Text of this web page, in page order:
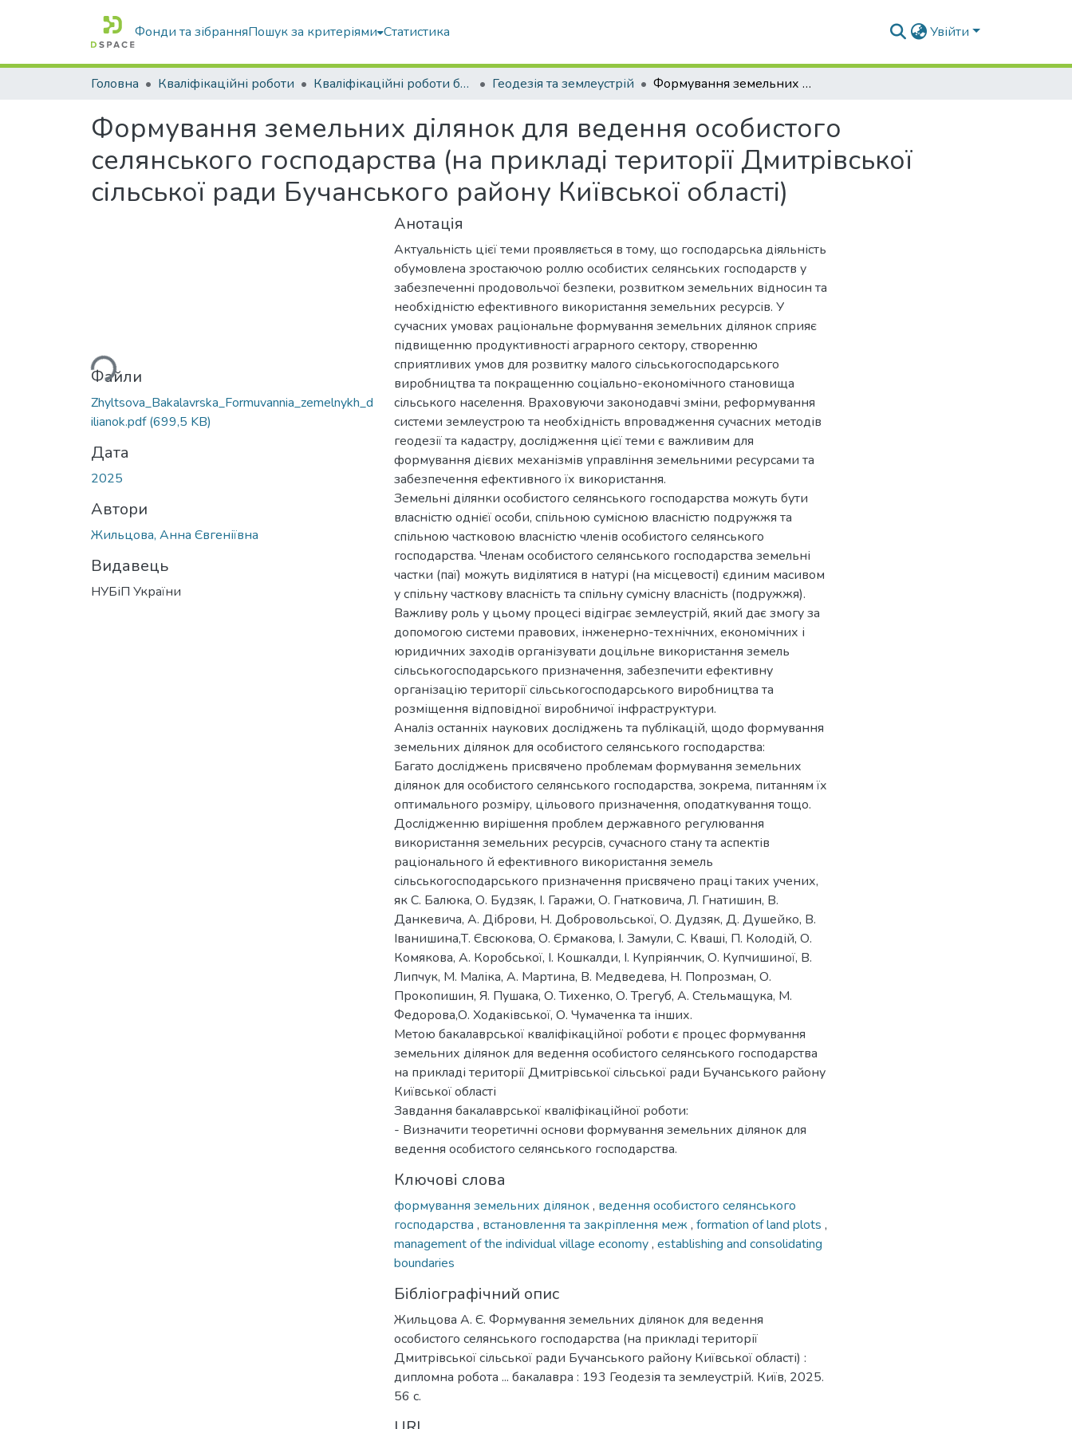
Фонди та зібранняПошук за критеріями Статистика Увійти
Головна Кваліфікаційні роботи Кваліфікаційні роботи бакалаврів Геодезія та землеустрій Формування земельних ділянок для ведення особистого селянського господарства (на прикладі території Дмитрівської сільської ради Бучанського району Київської області)
Формування земельних ділянок для ведення особистого
селянського господарства (на прикладі території Дмитрівської
сільської ради Бучанського району Київської області)
Вантажиться...
Файли
Zhyltsova_Bakalavrska_Formuvannia_zemelnykh_d
ilianok.pdf(699,5 KB)
Дата
2025
Автори
Жильцова, Анна Євгеніївна
Видавець
НУБіП України
Анотація
Актуальність цієї теми проявляється в тому, що господарська діяльність
обумовлена зростаючою роллю особистих селянських господарств у
забезпеченні продовольчої безпеки, розвитком земельних відносин та
необхідністю ефективного використання земельних ресурсів. У
сучасних умовах раціональне формування земельних ділянок сприяє
підвищенню продуктивності аграрного сектору, створенню
сприятливих умов для розвитку малого сільськогосподарського
виробництва та покращенню соціально-економічного становища
сільського населення. Враховуючи законодавчі зміни, реформування
системи землеустрою та необхідність впровадження сучасних методів
геодезії та кадастру, дослідження цієї теми є важливим для
формування дієвих механізмів управління земельними ресурсами та
забезпечення ефективного їх використання.
Земельні ділянки особистого селянського господарства можуть бути
власністю однієї особи, спільною сумісною власністю подружжя та
спільною частковою власністю членів особистого селянського
господарства. Членам особистого селянського господарства земельні
частки (паї) можуть виділятися в натурі (на місцевості) єдиним масивом
у спільну часткову власність та спільну сумісну власність (подружжя).
Важливу роль у цьому процесі відіграє землеустрій, який дає змогу за
допомогою системи правових, інженерно-технічних, економічних і
юридичних заходів організувати доцільне використання земель
сільськогосподарського призначення, забезпечити ефективну
організацію території сільськогосподарського виробництва та
розміщення відповідної виробничої інфраструктури.
Аналіз останніх наукових досліджень та публікацій, щодо формування
земельних ділянок для особистого селянського господарства:
Багато досліджень присвячено проблемам формування земельних
ділянок для особистого селянського господарства, зокрема, питанням їх
оптимального розміру, цільового призначення, оподаткування тощо.
Дослідженню вирішення проблем державного регулювання
використання земельних ресурсів, сучасного стану та аспектів
раціонального й ефективного використання земель
сільськогосподарського призначення присвячено праці таких учених,
як С. Балюка, О. Будзяк, І. Гаражи, О. Гнатковича, Л. Гнатишин, В.
Данкевича, А. Діброви, Н. Добровольської, О. Дудзяк, Д. Душейко, В.
Іванишина,Т. Євсюкова, О. Єрмакова, І. Замули, С. Кваші, П. Колодій, О.
Комякова, А. Коробської, І. Кошкалди, І. Купріянчик, О. Купчишиної, В.
Липчук, М. Маліка, А. Мартина, В. Медведева, Н. Попрозман, О.
Прокопишин, Я. Пушака, О. Тихенко, О. Трегуб, А. Стельмащука, М.
Федорова,О. Ходаківської, О. Чумаченка та інших.
Метою бакалаврської кваліфікаційної роботи є процес формування
земельних ділянок для ведення особистого селянського господарства
на прикладі території Дмитрівської сільської ради Бучанського району
Київської області
Завдання бакалаврської кваліфікаційної роботи:
- Визначити теоретичні основи формування земельних ділянок для
ведення особистого селянського господарства.
Ключові слова
формування земельних ділянок, ведення особистого селянського
господарства , встановлення та закріплення меж, formation of land plots ,
management of the individual village economy, establishing and consolidating
boundaries
Бібліографічний опис
Жильцова А. Є. Формування земельних ділянок для ведення
особистого селянського господарства (на прикладі території
Дмитрівської сільської ради Бучанського району Київської області) :
дипломна робота ... бакалавра : 193 Геодезія та землеустрій. Київ, 2025.
56 с.